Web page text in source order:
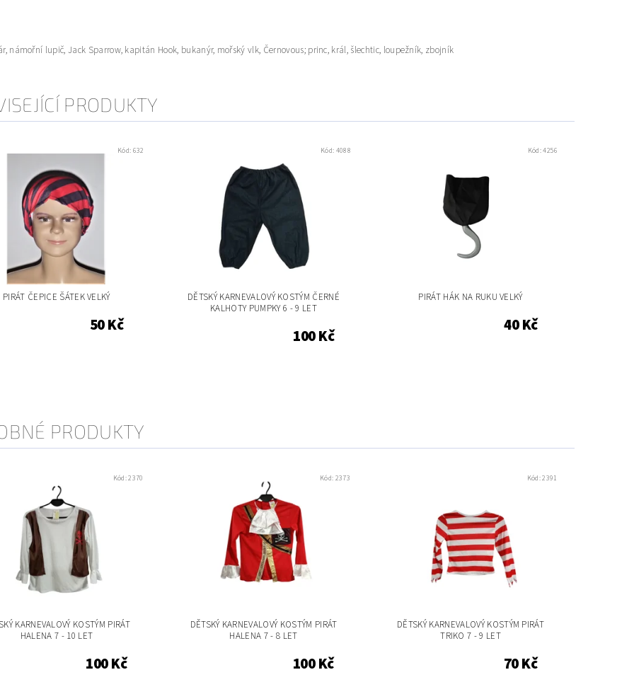
námořní lupič, Jack Sparrow, kapitán Hook, bukanýr, mořský vlk, Černovous; princ, král, šlechtic, loupežník, zbojník
PRODUKTY
Kód: 632
PIRÁT ČEPICE ŠÁTEK VELKÝ
50 Kč
Kód: 4088
DĚTSKÝ KARNEVALOVÝ KOSTÝM ČERNÉ
KALHOTY PUMPKY 6 - 9 LET
100 Kč
Kód:4256
PIRÁT HÁK NA RUKU VELKÝ
40 Kč
PRODUKTY
Kód:2370
KARNEVALOVÝ KOSTÝM PIRÁT
HALENA 7 - 10 LET
100 Kč
Kód: 2373
DĚTSKÝ KARNEVALOVÝ KOSTÝM PIRÁT
HALENA 7 - 8 LET
100 Kč
Kód:2391
DĚTSKÝ KARNEVALOVÝ KOSTÝM PIRÁT
TRIKO 7 - 9 LET
70 Kč